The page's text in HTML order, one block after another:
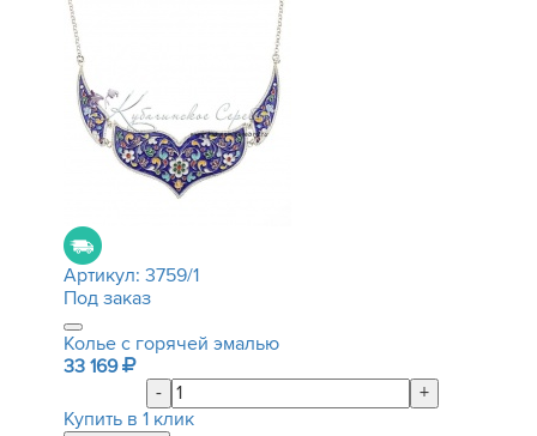
Артикул: 3759/1
Под заказ
Колье с горячей эмалью
33 169
-
+
Купить в 1 клик